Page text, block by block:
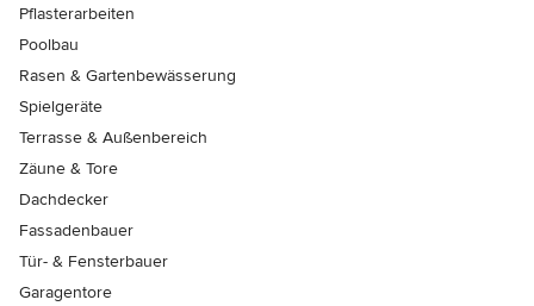
Pflasterarbeiten
Poolbau
Rasen & Gartenbewässerung
Spielgeräte
Terrasse & Außenbereich
Zäune & Tore
Dachdecker
Fassadenbauer
Tür- & Fensterbauer
Garagentore